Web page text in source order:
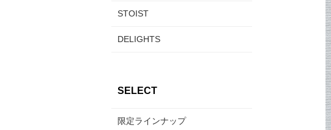
STOIST
DELIGHTS
SELECT
限定ラインナップ